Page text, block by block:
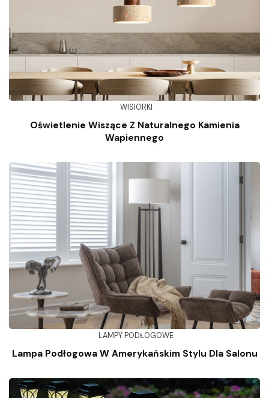
WISIORKI
Oświetlenie Wiszące Z Naturalnego Kamienia
Wapiennego
LAMPY PODŁOGOWE
Lampa Podłogowa W Amerykańskim Stylu Dla Salonu